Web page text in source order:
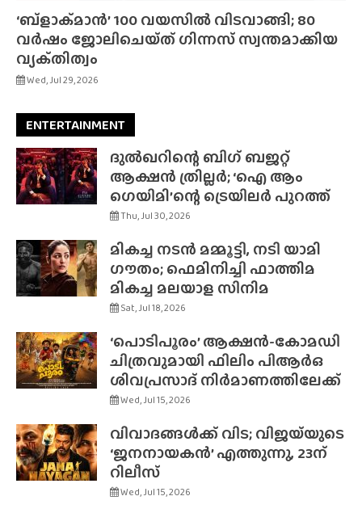
‘ബ്‌ളാക്‌മാൻ’ 100 വയസിൽ വിടവാങ്ങി; 80
വർഷം ജോലിചെയ്‌ത്‌ ഗിന്നസ് സ്വന്തമാക്കിയ
വ്യക്‌തിത്വം
Wed, Jul 29, 2026
ENTERTAINMENT
ദുൽഖറിന്റെ ബിഗ് ബജറ്റ്
ആക്ഷൻ ത്രില്ലർ; ‘ഐ ആം
ഗെയിമി’ന്റെ ട്രെയിലർ പുറത്ത്
Thu, Jul 30, 2026
മികച്ച നടൻ മമ്മൂട്ടി, നടി യാമി
ഗൗതം; ഫെമിനിച്ചി ഫാത്തിമ
മികച്ച മലയാള സിനിമ
Sat, Jul 18, 2026
‘പൊടിപൂരം’ ആക്ഷൻ-കോമഡി
ചിത്രവുമായി ഫിലിം പിആർഒ
ശിവപ്രസാദ് നിർമാണത്തിലേക്ക്
Wed, Jul 15, 2026
വിവാദങ്ങൾക്ക് വിട; വിജയ്‌യുടെ
‘ജനനായകൻ’ എത്തുന്നു, 23ന്
റിലീസ്
Wed, Jul 15, 2026